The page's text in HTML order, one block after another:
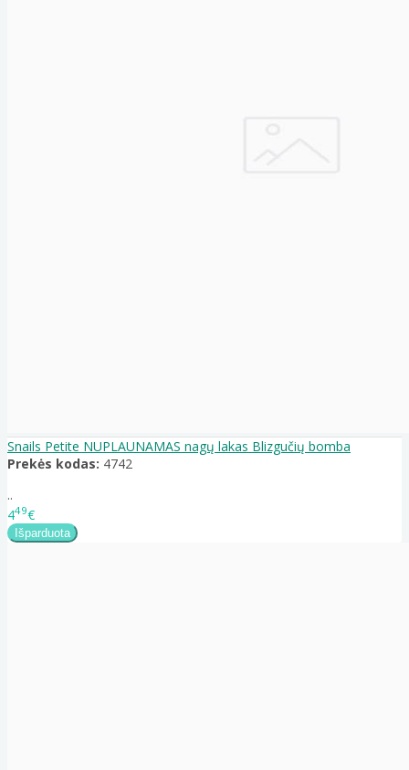
Snails Petite NUPLAUNAMAS nagų lakas Blizgučių bomba
Prekės kodas: 4742
..
449€